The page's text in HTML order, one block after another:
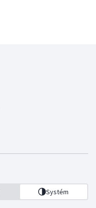
Systém